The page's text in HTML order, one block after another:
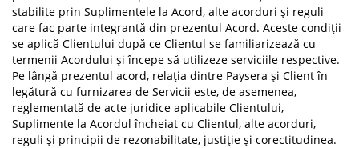
stabilite prin Suplimentele la Acord, alte acorduri și reguli
care fac parte integrantă din prezentul Acord. Aceste condiții
se aplică Clientului după ce Clientul se familiarizează cu
termenii Acordului și începe să utilizeze serviciile respective.
Pe lângă prezentul acord, relația dintre Paysera și Client în
legătură cu furnizarea de Servicii este, de asemenea,
reglementată de acte juridice aplicabile Clientului,
Suplimente la Acordul încheiat cu Clientul, alte acorduri,
reguli și principii de rezonabilitate, justiție și corectitudinea.